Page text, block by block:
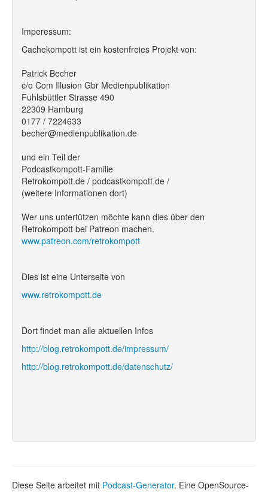
Imperessum:
Cachekompott ist ein kostenfreies Projekt von:
Patrick Becher
c/o Com Illusion Gbr Medienpublikation
Fuhlsbüttler Strasse 490
22309 Hamburg
0177 / 7224633
becher@medienpublikation.de
und ein Teil der
Podcastkompott-Familie
Retrokompott.de / podcastkompott.de /
(weitere Informationen dort)
Wer uns untertützen möchte kann dies über den
Retrokompott bei Patreon machen.
www.patreon.com/retrokompott
Dies ist eine Unterseite von
www.retrokompott.de
Dort findet man alle aktuellen Infos
http://blog.retrokompott.de/impressum/
http://blog.retrokompott.de/datenschutz/
Diese Seite arbeitet mit Podcast-Generator. Eine OpenSource-